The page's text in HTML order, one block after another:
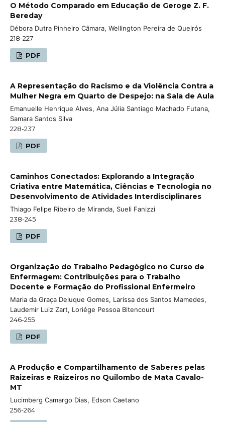
O Método Comparado em Educação de Geroge Z. F.
Bereday
Débora Dutra Pinheiro Câmara, Wellington Pereira de Queirós
218-227
PDF
A Representação do Racismo e da Violência Contra a
Mulher Negra em Quarto de Despejo: na Sala de Aula
Emanuelle Henrique Alves, Ana Júlia Santiago Machado Futana,
Samara Santos Silva
228-237
PDF
Caminhos Conectados: Explorando a Integração
Criativa entre Matemática, Ciências e Tecnologia no
Desenvolvimento de Atividades Interdisciplinares
Thiago Felipe Ribeiro de Miranda, Sueli Fanizzi
238-245
PDF
Organização do Trabalho Pedagógico no Curso de
Enfermagem: Contribuições para o Trabalho
Docente e Formação do Profissional Enfermeiro
Maria da Graça Deluque Gomes, Larissa dos Santos Mamedes,
Laudemir Luiz Zart, Loriége Pessoa Bitencourt
246-255
PDF
A Produção e Compartilhamento de Saberes pelas
Raizeiras e Raizeiros no Quilombo de Mata Cavalo-
MT
Lucimberg Camargo Dias, Edson Caetano
256-264